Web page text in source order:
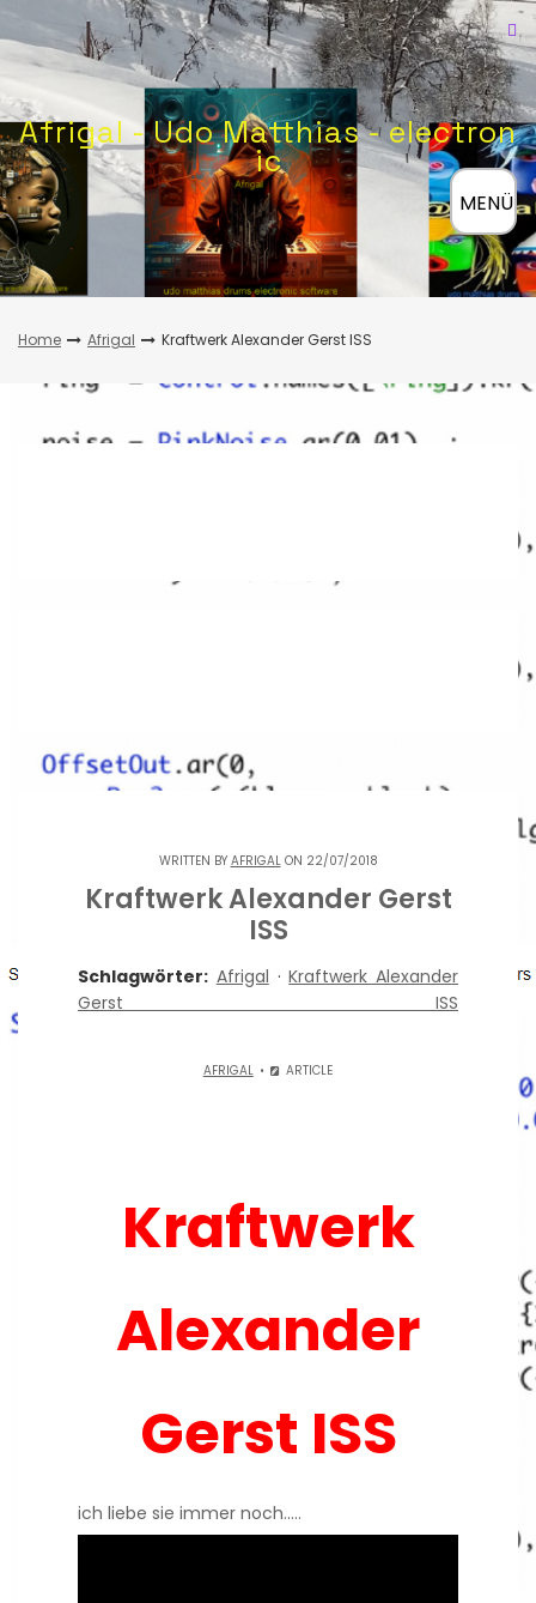
to
content
Afrigal - Udo Matthias - electron
ic
Home Afrigal Kraftwerk Alexander Gerst ISS
≡
WRITTEN BY AFRIGALON 22/07/2018
Kraftwerk Alexander Gerst
ISS
Schlagwörter: Afrigal ·Kraftwerk Alexander
Gerst ISS
AFRIGAL ARTICLE
Kraftwerk
Alexander
Gerst ISS
ich liebe sie immer noch…..
MENÜ